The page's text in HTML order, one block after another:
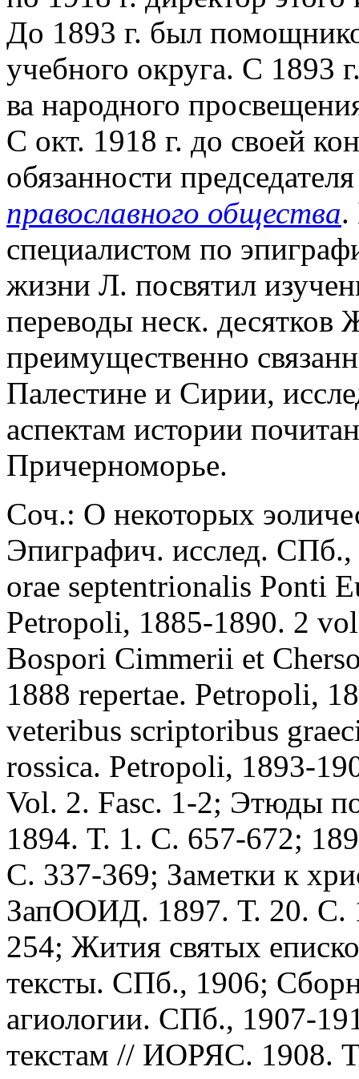
До 1893 г. был
учебного округа. С 1893
ва народного
С окт. 1918 г. до своей
обязанности
православного общества.
специалистом по
жизни Л. посвятил
переводы неск. десятков
преимущественно
Палестине и Сирии,
аспектам истории
Причерноморье.
Соч.: О некоторых
Эпиграфич. исслед.
orae septentrionalis Ponti
Petropoli, 1885-1890. 2
Bospori Cimmerii et
1888 repertae. Petropoli,
veteribus scriptoribus
rossica. Petropoli, 1893-
Vol. 2. Fasc. 1-2; Этюды
1894. Т. 1. С. 657-672;
С. 337-369; Заметки к
ЗапООИД. 1897. Т. 20. С.
254; Жития святых
тексты. СПб., 1906;
агиологии. СПб., 1907-
текстам // ИОРЯС. 1908.